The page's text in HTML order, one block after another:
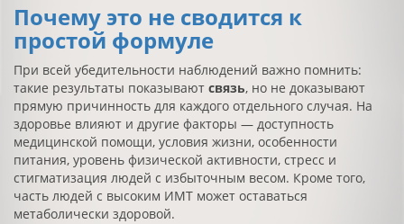
Почему это не сводится к
простой формуле
При всей убедительности наблюдений важно помнить:
такие результаты показывают связь, но не доказывают
прямую причинность для каждого отдельного случая. На
здоровье влияют и другие факторы — доступность
медицинской помощи, условия жизни, особенности
питания, уровень физической активности, стресс и
стигматизация людей с избыточным весом. Кроме того,
часть людей с высоким ИМТ может оставаться
метаболически здоровой.